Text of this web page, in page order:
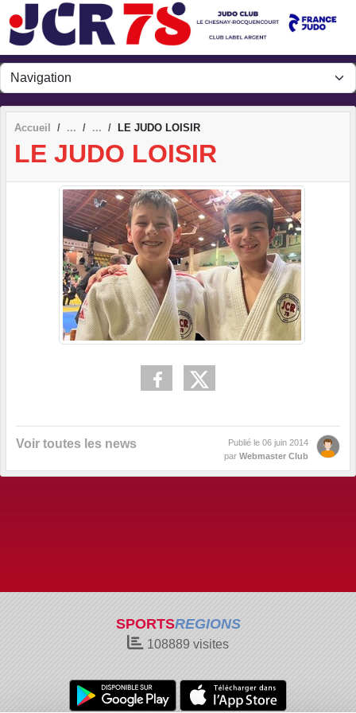
Accueil LE JUDO LOISIR
LE JUDO LOISIR
Voir toutes les news Publié le 06 juin 2014
par Webmaster Club
SPORTSREGIONS
108889 visites
Panneau de gestion des cookies